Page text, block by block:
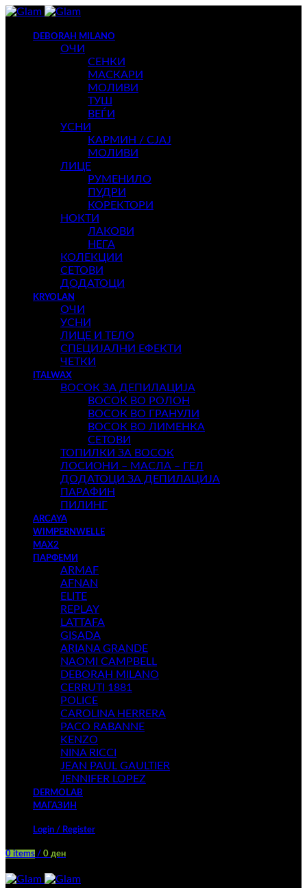
DEBORAH MILANO
ОЧИ
СЕНКИ
МАСКАРИ
МОЛИВИ
ТУШ
ВЕЃИ
УСНИ
КАРМИН / СЈАЈ
МОЛИВИ
ЛИЦЕ
РУМЕНИЛО
ПУДРИ
КОРЕКТОРИ
НОКТИ
ЛАКОВИ
НЕГА
КОЛЕКЦИИ
СЕТОВИ
ДОДАТОЦИ
KRYOLAN
ОЧИ
УСНИ
ЛИЦЕ И ТЕЛО
СПЕЦИЈАЛНИ ЕФЕКТИ
ЧЕТКИ
ITALWAX
ВОСОК ЗА ДЕПИЛАЦИЈА
ВОСОК ВО РОЛОН
ВОСОК ВО ГРАНУЛИ
ВОСОК ВО ЛИМЕНКА
СЕТОВИ
ТОПИЛКИ ЗА ВОСОК
ЛОСИОНИ – МАСЛА – ГЕЛ
ДОДАТОЦИ ЗА ДЕПИЛАЦИЈА
ПАРАФИН
ПИЛИНГ
ARCAYA
WIMPERNWELLE
MAX2
ПАРФЕМИ
ARMAF
AFNAN
ELITE
REPLAY
LATTAFA
GISADA
ARIANA GRANDE
NAOMI CAMPBELL
DEBORAH MILANO
CERRUTI 1881
POLICE
CAROLINA HERRERA
PACO RABANNE
KENZO
NINA RICCI
JEAN PAUL GAULTIER
JENNIFER LOPEZ
DERMOLAB
МАГАЗИН
Login / Register
0 items / 0 ден